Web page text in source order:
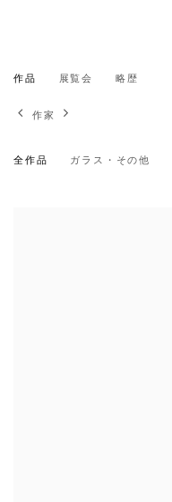
シルヴィ・オーヴレ
作品 展覧会 略歴
作家
全作品 ガラス・その他